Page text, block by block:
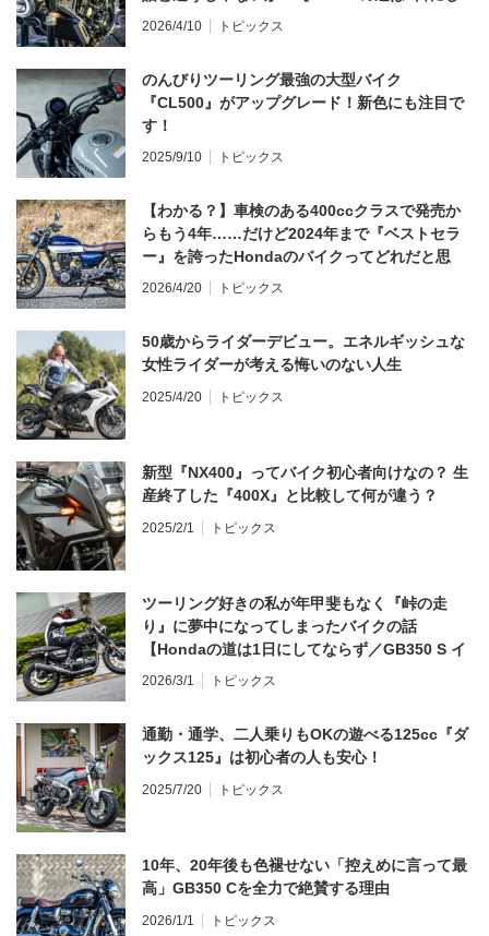
てならず／CB1000F ①第一印象 編】
2026/4/10 トピックス
のんびりツーリング最強の大型バイク
『CL500』がアップグレード！新色にも注目で
す！
2025/9/10 トピックス
【わかる？】車検のある400ccクラスで発売か
らもう4年……だけど2024年まで『ベストセラ
ー』を誇ったHondaのバイクってどれだと思
う？
2026/4/20 トピックス
50歳からライダーデビュー。エネルギッシュな
女性ライダーが考える悔いのない人生
2025/4/20 トピックス
新型『NX400』ってバイク初心者向けなの？ 生
産終了した『400X』と比較して何が違う？
2025/2/1 トピックス
ツーリング好きの私が年甲斐もなく『峠の走
り』に夢中になってしまったバイクの話
【Hondaの道は1日にしてならず／GB350 S イ
ンプレ・レビュー 前編】
2026/3/1 トピックス
通勤・通学、二人乗りもOKの遊べる125cc『ダ
ックス125』は初心者の人も安心！
2025/7/20 トピックス
10年、20年後も色褪せない「控えめに言って最
高」GB350 Cを全力で絶賛する理由
2026/1/1 トピックス